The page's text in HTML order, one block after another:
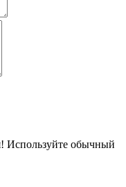
Используйте обычный